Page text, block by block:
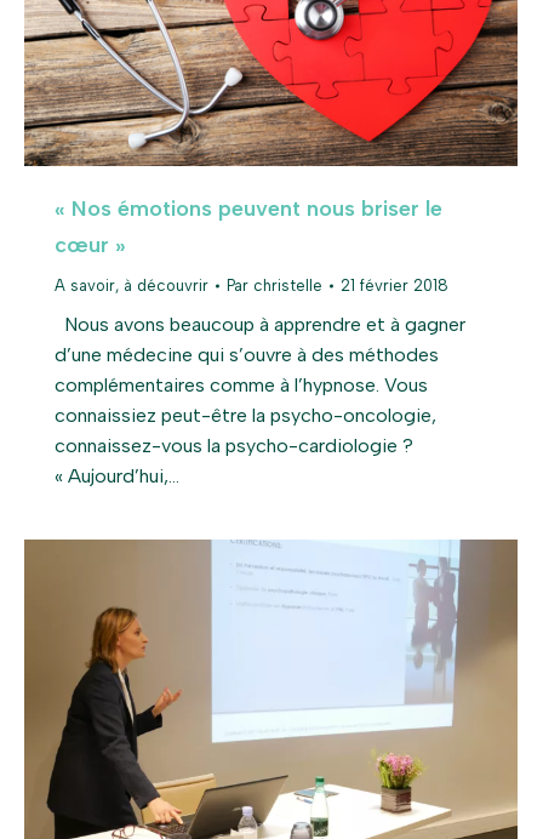
« Nos émotions peuvent nous briser le
cœur »
A savoir, à découvrir Par christelle 21 février 2018
Nous avons beaucoup à apprendre et à gagner
d’une médecine qui s’ouvre à des méthodes
complémentaires comme à l’hypnose. Vous
connaissiez peut-être la psycho-oncologie,
connaissez-vous la psycho-cardiologie ?
« Aujourd’hui,…